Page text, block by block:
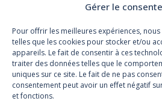
Gérer le
Pour offrir les meilleures expériences,
telles que les cookies pour stocker et/ou
appareils. Le fait de consentir à ces
traiter des données telles que le
uniques sur ce site. Le fait de ne pas
consentement peut avoir un effet négatif
et fonctions.
L’infolettre du Pôle d’expertise